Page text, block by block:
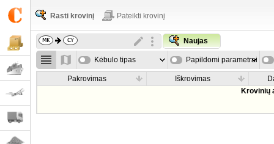
Rasti krovinį Pateikti krovinį
Naujas
Kėbulo tipas Papildomi parametrai
Pakrovimas Iškrovimas
Krovinių